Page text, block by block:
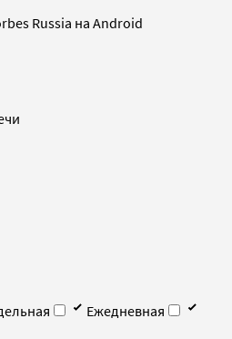
Russia на Android
Ежедневная